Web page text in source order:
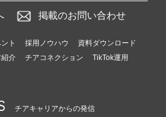
掲載のお問い合わせ
ト 採用ノウハウ
資料ダウンロード
紹介 チアコネクション
TikTok運用
チアキャリアからの発信